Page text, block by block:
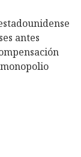
antes